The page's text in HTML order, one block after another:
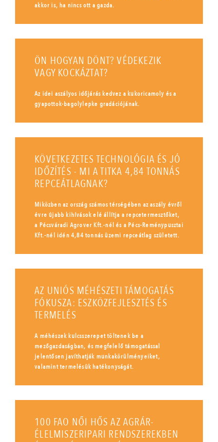
akkor is, ha nincs ott a gazda.
ÖN HOGYAN DÖNT? VÉDEKEZIK
VAGY KOCKÁZTAT?
Az idei aszályos időjárás kedvez a kukoricamoly és a
gyapottok-bagolylepke gradációjának.
KÖVETKEZETES TECHNOLÓGIA ÉS JÓ
IDŐZÍTÉS - MI A TITKA 4,84 TONNÁS
REPCEÁTLAGNAK?
Miközben az ország számos térségében az aszály évről
évre újabb kihívások elé állítja a repcetermesztőket,
a Pécsváradi Agrover Kft.-nél és a Pécs-Reménypusztai
Kft.-nél idén 4,84 tonnás üzemi repceátlag született.
AZ UNIÓS MÉHÉSZETI TÁMOGATÁS
FÓKUSZA: ESZKÖZFEJLESZTÉS ÉS
TERMELÉS
A méhészek kulcsszerepet töltenek be a
mezőgazdaságban, és megfelelő támogatással
jelentősen javíthatják munkakörülményeiket,
valamint termelésük hatékonyságát.
100 FAO NŐI HŐS AZ AGRÁR-
ÉLELMISZERIPARI RENDSZEREKBEN